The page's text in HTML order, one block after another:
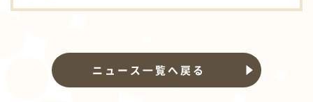
ニュース一覧へ戻る